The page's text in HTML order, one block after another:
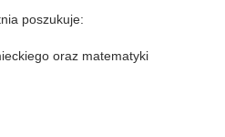
poszukuje:
oraz matematyki